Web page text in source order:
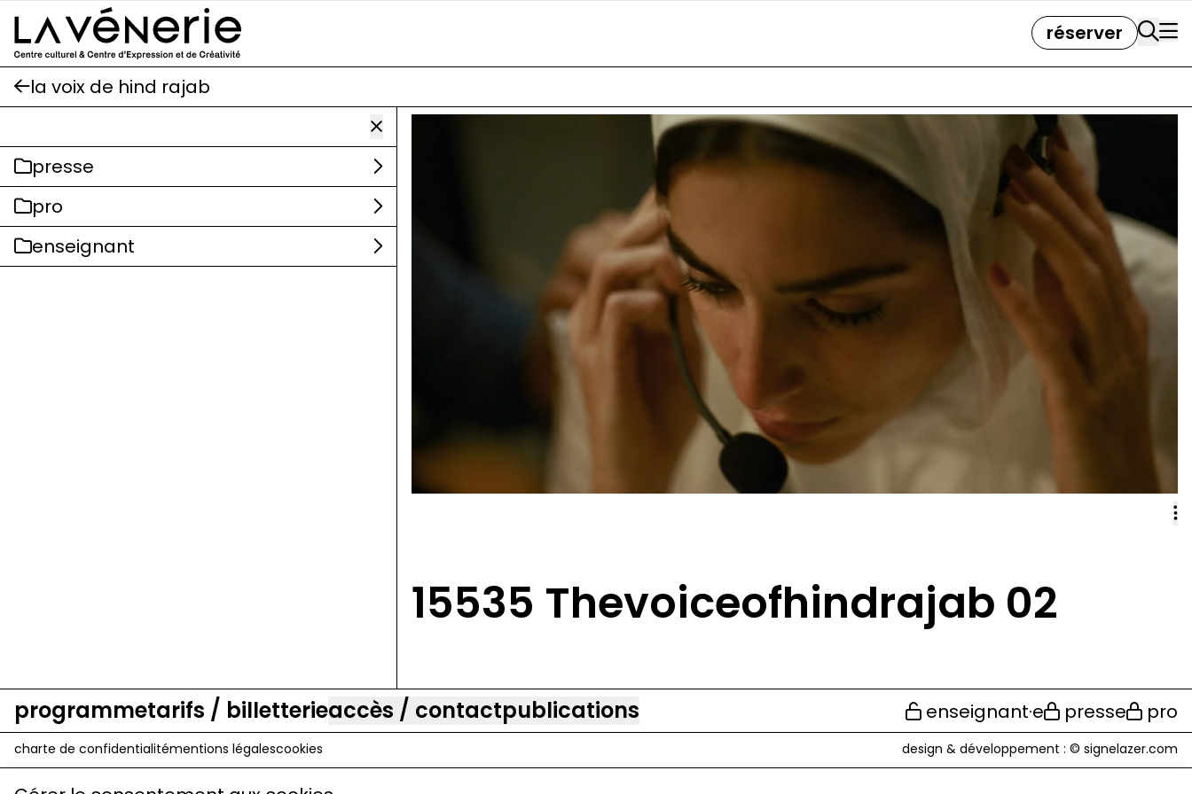
Aller au contenu principal
réserver
la voix de hind rajab
presse
pro
enseignant
15535 Thevoiceofhindrajab 02
programmetarifs / billetterieaccès / contactpublications enseignant·e presse pro
charte de confidentialitémentions légalescookies design & développement : © signelazer.com